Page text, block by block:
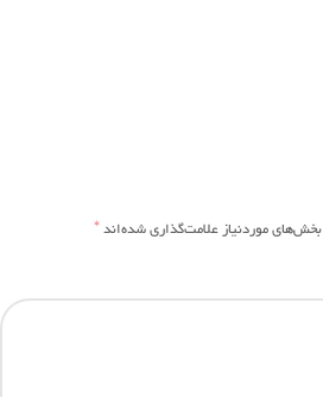
بخش‌های موردنیاز علامت‌گذاری شده‌اند*